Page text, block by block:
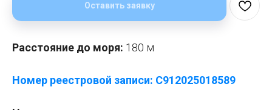
Оставить заявку
Расстояние до моря: 180 м
Номер реестровой записи: С912025018589